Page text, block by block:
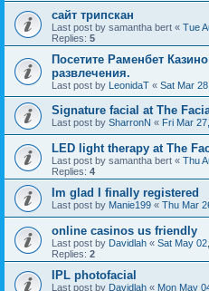
сайт трипскан
Last post by samantha bert « Tue
Replies: 5
Посетите Раменбет
развлечения.
Last post by LeonidaT « Sat Mar
Signature facial at The
Last post by SharronN « Fri Mar
LED light therapy at The
Last post by samantha bert « Thu
Replies: 4
Im glad I finally registered
Last post by Manie199 « Thu Mar
online casinos us friendly
Last post by Davidlah « Sat May
Replies: 2
IPL photofacial
Last post by Davidlah « Mon May